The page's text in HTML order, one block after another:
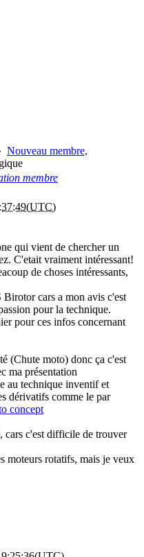
Nouveau membre,
membre
qui vient de chercher un
C'etait vraiment intéressant!
de choses intéressants,
cars a mon avis c'est
pour la technique.
pour ces infos concernant
(Chute moto) donc ça c'est
ma présentation
au technique inventif et
dérivatifs comme le par
concept
cars c'est difficile de trouver
moteurs rotatifs, mais je veux